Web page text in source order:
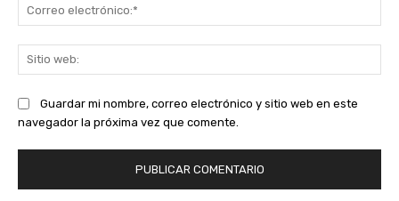
Guardar mi nombre, correo electrónico y sitio web en este
navegador la próxima vez que comente.